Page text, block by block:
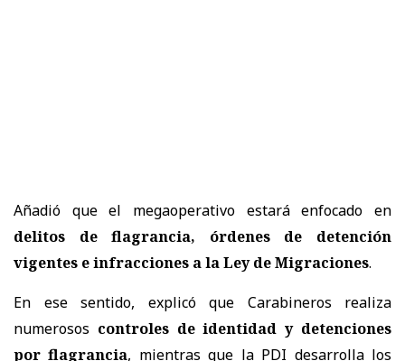
Añadió que el megaoperativo estará enfocado en
delitos de flagrancia, órdenes de detención
vigentes e infracciones a la Ley de Migraciones.
En ese sentido, explicó que Carabineros realiza
numerosos controles de identidad y detenciones
por flagrancia, mientras que la PDI desarrolla los